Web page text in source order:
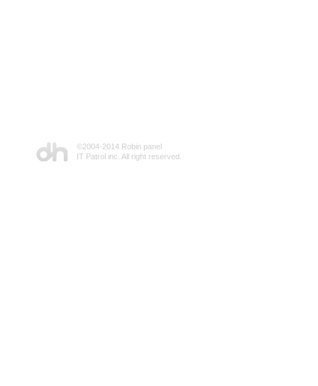
©2004-2014 Robin panel
IT Patrol inc. All right reserved.